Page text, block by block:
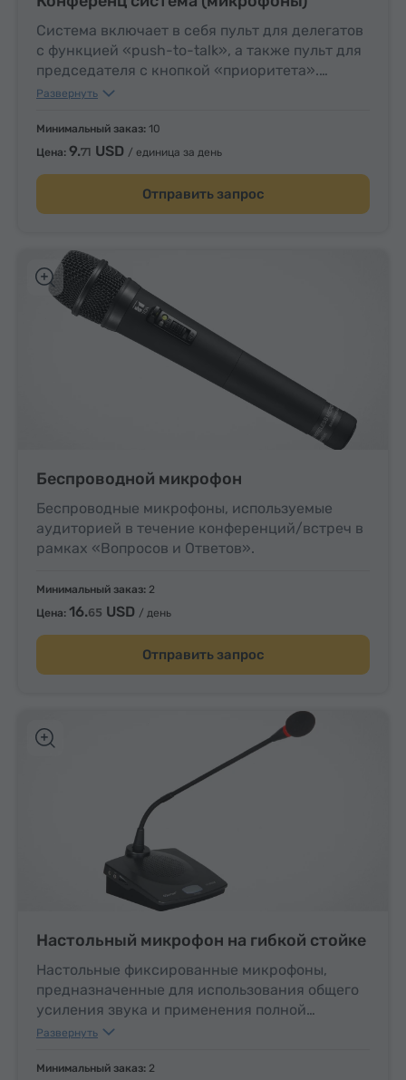
Система включает в себя пульт для делегатов
с функцией «push-to-talk», а также пульт для
председателя с кнопкой «приоритета».
В зависимости от числа участников может
единицу.
Развернуть
Минимальный заказ: 10
Цена: 9.71 USD / единица за день
Отправить запрос
Беспроводной микрофон
Беспроводные микрофоны, используемые
аудиторией в течение конференций/встреч в
рамках «Вопросов и Ответов».
Минимальный заказ: 2
Цена: 16.65 USD / день
Отправить запрос
Настольный микрофон на гибкой стойке
Настольные фиксированные микрофоны,
предназначенные для использования общего
усиления звука и применения полной
артикуляции с целью обеспечить выступление
Развернуть
Минимальный заказ: 2